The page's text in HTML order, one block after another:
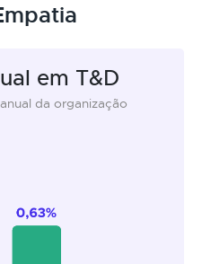
em T&D
da organização